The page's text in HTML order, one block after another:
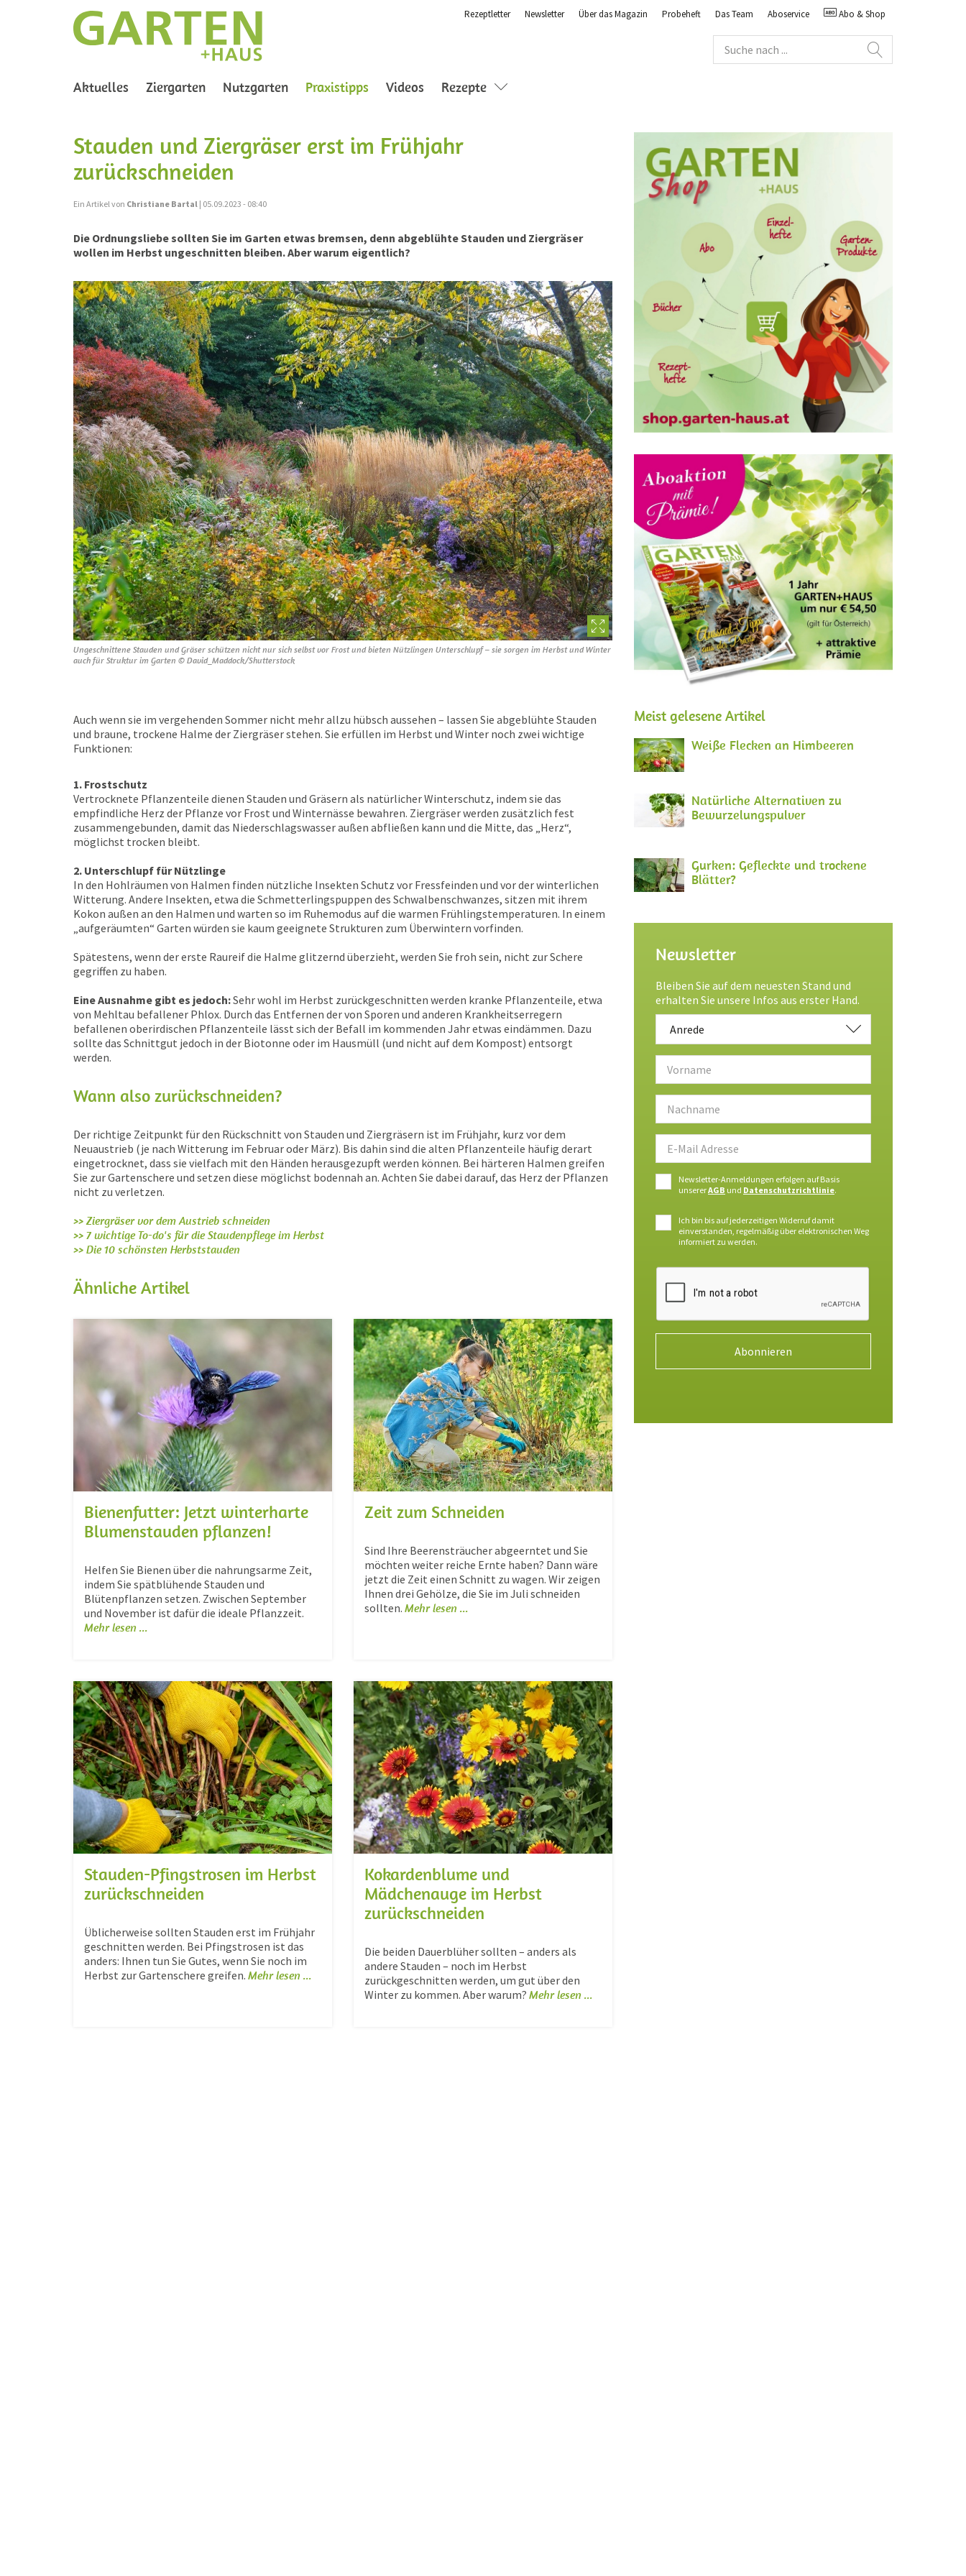
Rezeptletter Newsletter Über das Magazin Probeheft Das Team Aboservice Abo & Shop
Aktuelles Ziergarten Nutzgarten Praxistipps (current)
Videos Rezepte
Stauden und Ziergräser erst im Frühjahr
zurückschneiden
Ein Artikel von Christiane Bartal | 05.09.2023 - 08:40
Die Ordnungsliebe sollten Sie im Garten etwas bremsen, denn abgeblühte Stauden und Ziergräser
wollen im Herbst ungeschnitten bleiben. Aber warum eigentlich?
Ungeschnittene Stauden und Gräser schützen nicht nur sich selbst vor Frost und bieten Nützlingen Unterschlupf – sie sorgen im Herbst und Winter
auch für Struktur im Garten © David_Maddock/Shutterstock
Auch wenn sie im vergehenden Sommer nicht mehr allzu hübsch aussehen – lassen Sie abgeblühte Stauden
und braune, trockene Halme der Ziergräser stehen. Sie erfüllen im Herbst und Winter noch zwei wichtige
Funktionen:
1. Frostschutz
Vertrocknete Pflanzenteile dienen Stauden und Gräsern als natürlicher Winterschutz, indem sie das
empfindliche Herz der Pflanze vor Frost und Winternässe bewahren. Ziergräser werden zusätzlich fest
zusammengebunden, damit das Niederschlagswasser außen abfließen kann und die Mitte, das „Herz“,
möglichst trocken bleibt.
2. Unterschlupf für Nützlinge
In den Hohlräumen von Halmen finden nützliche Insekten Schutz vor Fressfeinden und vor der winterlichen
Witterung. Andere Insekten, etwa die Schmetterlingspuppen des Schwalbenschwanzes, sitzen mit ihrem
Kokon außen an den Halmen und warten so im Ruhemodus auf die warmen Frühlingstemperaturen. In einem
„aufgeräumten“ Garten würden sie kaum geeignete Strukturen zum Überwintern vorfinden.
Spätestens, wenn der erste Raureif die Halme glitzernd überzieht, werden Sie froh sein, nicht zur Schere
gegriffen zu haben.
Eine Ausnahme gibt es jedoch:Sehr wohl im Herbst zurückgeschnitten werden kranke Pflanzenteile, etwa
von Mehltau befallener Phlox. Durch das Entfernen der von Sporen und anderen Krankheitserregern
befallenen oberirdischen Pflanzenteile lässt sich der Befall im kommenden Jahr etwas eindämmen. Dazu
sollte das Schnittgut jedoch in der Biotonne oder im Hausmüll (und nicht auf dem Kompost) entsorgt
werden.
Wann also zurückschneiden?
Der richtige Zeitpunkt für den Rückschnitt von Stauden und Ziergräsern ist im Frühjahr, kurz vor dem
Neuaustrieb (je nach Witterung im Februar oder März). Bis dahin sind die alten Pflanzenteile häufig derart
eingetrocknet, dass sie vielfach mit den Händen herausgezupft werden können. Bei härteren Halmen greifen
Sie zur Gartenschere und setzen diese möglichst bodennah an. Achten Sie dabei darauf, das Herz der Pflanzen
nicht zu verletzen.
>> Ziergräser vor dem Austrieb schneiden
>> 7 wichtige To-do's für die Staudenpflege im Herbst
>> Die 10 schönsten Herbststauden
Ähnliche Artikel
Bienenfutter: Jetzt winterharte
Blumenstauden pflanzen!
Helfen Sie Bienen über die nahrungsarme Zeit,
indem Sie spätblühende Stauden und
Blütenpflanzen setzen. Zwischen September
und November ist dafür die ideale Pflanzzeit.
Mehr lesen ...
Zeit zum Schneiden
Sind Ihre Beerensträucher abgeerntet und Sie
möchten weiter reiche Ernte haben? Dann wäre
jetzt die Zeit einen Schnitt zu wagen. Wir zeigen
Ihnen drei Gehölze, die Sie im Juli schneiden
sollten. Mehr lesen ...
Stauden-Pfingstrosen im Herbst
zurückschneiden
Üblicherweise sollten Stauden erst im Frühjahr
geschnitten werden. Bei Pfingstrosen ist das
anders: Ihnen tun Sie Gutes, wenn Sie noch im
Herbst zur Gartenschere greifen. Mehr lesen ...
Kokardenblume und
Mädchenauge im Herbst
zurückschneiden
Die beiden Dauerblüher sollten – anders als
andere Stauden – noch im Herbst
zurückgeschnitten werden, um gut über den
Winter zu kommen. Aber warum? Mehr lesen ...
Meist gelesene Artikel
Weiße Flecken an Himbeeren
Natürliche Alternativen zu
Bewurzelungspulver
Gurken: Gefleckte und trockene
Blätter?
Newsletter
Bleiben Sie auf dem neuesten Stand und
erhalten Sie unsere Infos aus erster Hand.
Anrede
Newsletter-Anmeldungen erfolgen auf Basis
unsererAGB und Datenschutzrichtlinie.
Ich bin bis auf jederzeitigen Widerruf damit
einverstanden, regelmäßig über elektronischen Weg
informiert zu werden.
Abonnieren